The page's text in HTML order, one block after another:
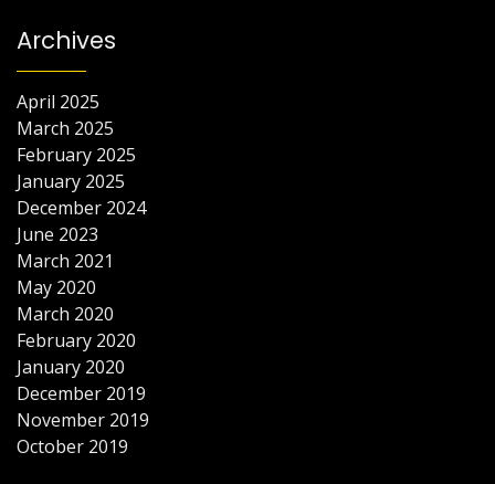
Archives
April 2025
March 2025
February 2025
January 2025
December 2024
June 2023
March 2021
May 2020
March 2020
February 2020
January 2020
December 2019
November 2019
October 2019